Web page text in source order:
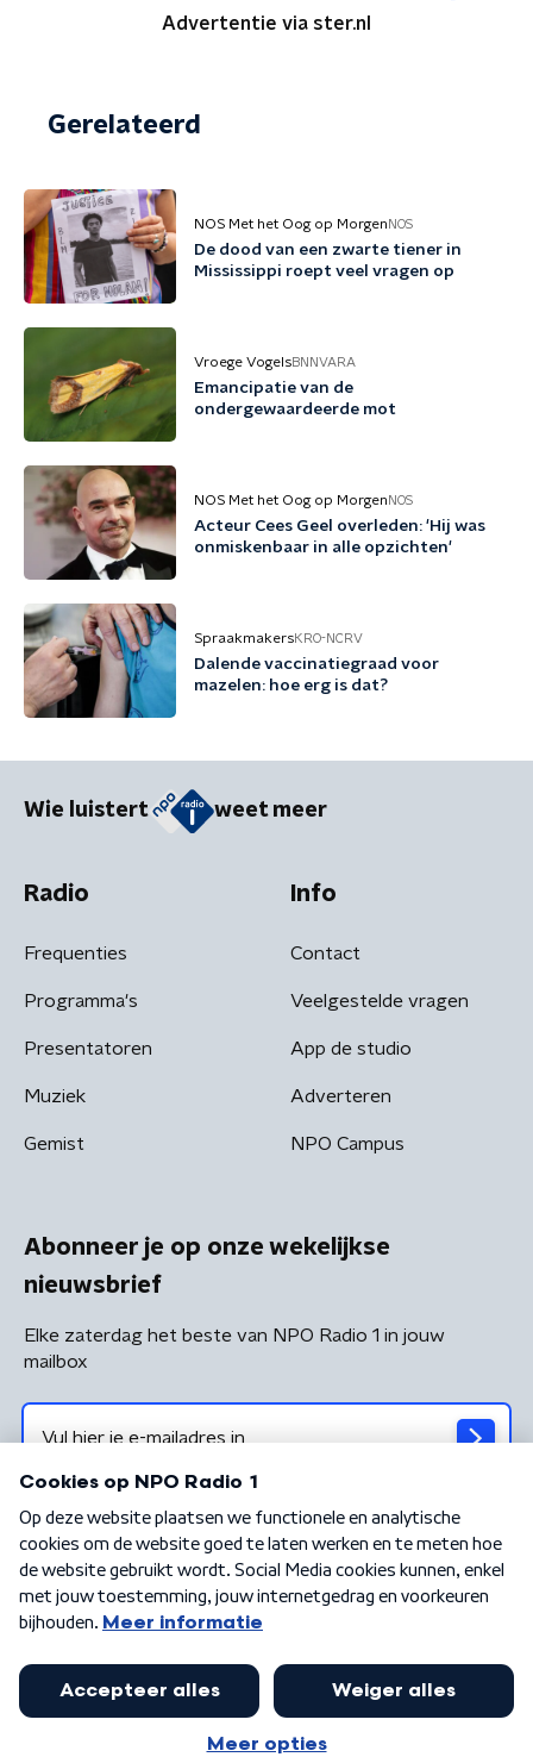
Advertentie via ster.nl
Gerelateerd
NOS Met het Oog op Morgen NOS
De dood van een zwarte tiener in
Mississippi roept veel vragen op
Vroege VogelsBNNVARA
Emancipatie van de
ondergewaardeerde mot
NOS Met het Oog op Morgen NOS
Acteur Cees Geel overleden: 'Hij was
onmiskenbaar in alle opzichten'
SpraakmakersKRO-NCRV
Dalende vaccinatiegraad voor
mazelen: hoe erg is dat?
Wie luistert weet meer
Radio
Frequenties
Programma's
Presentatoren
Muziek
Gemist
Info
Contact
Veelgestelde vragen
App de studio
Adverteren
NPO Campus
Abonneer je op onze wekelijkse
nieuwsbrief
Elke zaterdag het beste van NPO Radio 1 in jouw
mailbox
Algemene voorwaarden